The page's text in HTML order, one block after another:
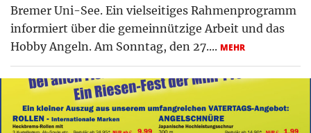
Bremer Uni-See. Ein vielseitiges Rahmenprogramm
informiert über die gemeinnützige Arbeit und das
Hobby Angeln. Am Sonntag, den 27.... MEHR